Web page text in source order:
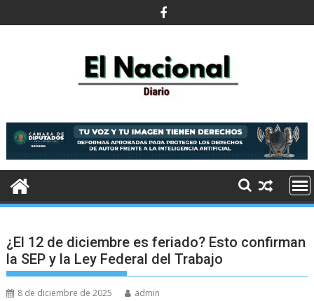
al
¿El 12 de diciembre es feriado? Esto confirman
la SEP y la Ley Federal del Trabajo
8 de diciembre de 2025 admin